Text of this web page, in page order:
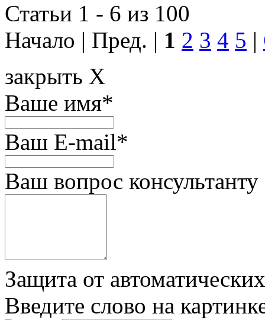
Статьи 1 - 6 из 100
Начало | Пред. | 1 2 3 4 5 |
закрыть X
Ваше имя*
Ваш E-mail*
Ваш вопрос консультанту
Защита от
Введите слово на